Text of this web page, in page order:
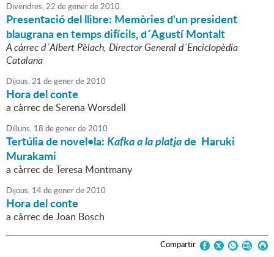
Divendres,22 degenerde2010
Presentació del llibre: Memòries d'un president
blaugrana en temps difícils, d´Agustí Montalt
A càrrec d´Albert Pèlach, Director General d´Enciclopèdia
Catalana
Dijous,21 degenerde2010
Hora del conte
a càrrec de Serena Worsdell
Dilluns, 18 degenerde2010
Tertúlia de novel•la:Kafka a la platjade Haruki
Murakami
a càrrec de Teresa Montmany
Dijous, 14degenerde2010
Hora del conte
a càrrec de Joan Bosch
Compartir